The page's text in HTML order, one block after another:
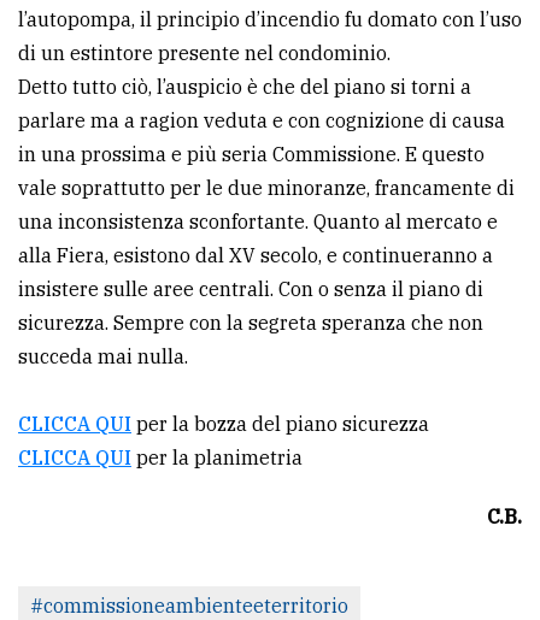
l’autopompa, il principio d’incendio fu domato con l’uso
di un estintore presente nel condominio.
Detto tutto ciò, l’auspicio è che del piano si torni a
parlare ma a ragion veduta e con cognizione di causa
in una prossima e più seria Commissione. E questo
vale soprattutto per le due minoranze, francamente di
una inconsistenza sconfortante. Quanto al mercato e
alla Fiera, esistono dal XV secolo, e continueranno a
insistere sulle aree centrali. Con o senza il piano di
sicurezza. Sempre con la segreta speranza che non
succeda mai nulla.
CLICCA QUI per la bozza del piano sicurezza
CLICCA QUI per la planimetria
C.B.
#commissioneambienteeterritorio